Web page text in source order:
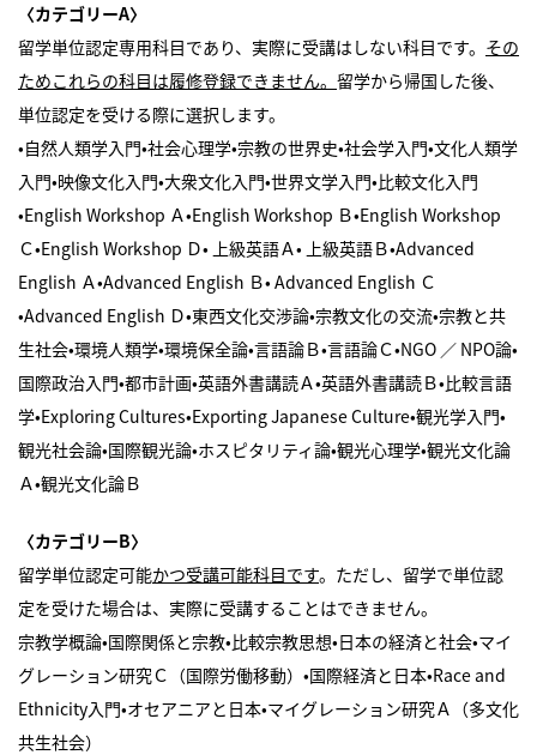
〈カテゴリーA〉
留学単位認定専用科目であり、実際に受講はしない科目です。 その
ためこれらの科目は履修登録できません。 留学から帰国した後、
単位認定を受ける際に選択します。
•自然人類学入門•社会心理学•宗教の世界史•社会学入門•文化人類学
入門•映像文化入門•大衆文化入門•世界文学入門•比較文化入門
•English Workshop Ａ•English Workshop Ｂ•English Workshop
Ｃ•English Workshop Ｄ• 上級英語Ａ• 上級英語Ｂ•Advanced
English Ａ•Advanced English Ｂ• Advanced English Ｃ
•Advanced English Ｄ•東西文化交渉論•宗教文化の交流•宗教と共
生社会•環境人類学•環境保全論•言語論Ｂ•言語論Ｃ•NGO ／ NPO論•
国際政治入門•都市計画•英語外書講読Ａ•英語外書講読Ｂ•比較言語
学•Exploring Cultures•Exporting Japanese Culture•観光学入門•
観光社会論•国際観光論•ホスピタリティ論•観光心理学•観光文化論
Ａ•観光文化論Ｂ
〈カテゴリーB〉
留学単位認定可能かつ受講可能科目です。ただし、留学で単位認
定を受けた場合は、実際に受講することはできません。
宗教学概論•国際関係と宗教•比較宗教思想•日本の経済と社会•マイ
グレーション研究Ｃ（国際労働移動）•国際経済と日本•Race and
Ethnicity入門•オセアニアと日本•マイグレーション研究Ａ（多文化
共生社会）